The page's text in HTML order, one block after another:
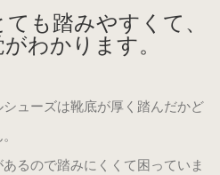
も踏みやすくて、
わかります。
ューズは靴底が厚く踏んだかど
るので踏みにくくて困っていま